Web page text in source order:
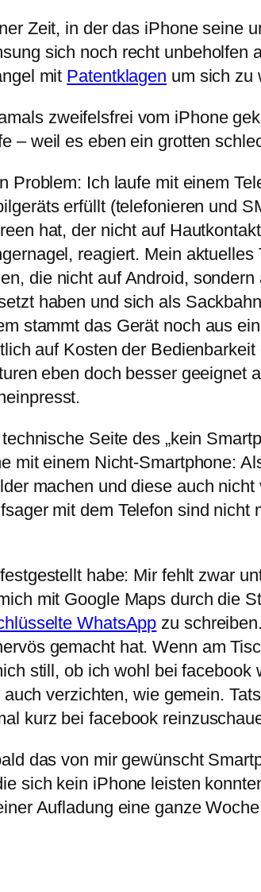
Zeit, in der das iPhone seine
sich noch recht
mit Patentklagen um sich zu
zweifelsfrei vom iPhone
– weil es eben ein grotten
Problem: Ich laufe mit einem
erfüllt (telefonieren und
hat, der nicht auf
reagiert. Mein aktuelles
die nicht auf Android, sondern
haben und sich als
stammt das Gerät noch aus
auf Kosten der
eben doch besser
Seite des „kein
mit einem Nicht-Smartphone:
machen und diese auch
mit dem Telefon sind
habe: Mir fehlt zwar
mit Google Maps durch die
WhatsApp zu
gemacht hat. Wenn am
still, ob ich wohl bei
verzichten, wie gemein.
kurz bei facebook
das von mir gewünscht
sich kein iPhone leisten
Aufladung eine ganze